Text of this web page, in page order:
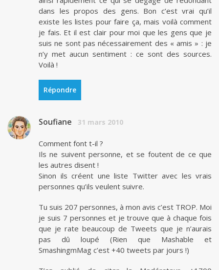
dans les propos des gens. Bon c’est vrai qu’il
existe les listes pour faire ça, mais voilà comment
je fais. Et il est clair pour moi que les gens que je
suis ne sont pas nécessairement des « amis » : je
n’y met aucun sentiment : ce sont des sources.
Voilà !
Répondre
Soufiane 31 mars 2010
Comment font t-il ?
Ils ne suivent personne, et se foutent de ce que
les autres disent !
Sinon ils créent une liste Twitter avec les vrais
personnes qu’ils veulent suivre.
Tu suis 207 personnes, à mon avis c’est TROP. Moi
je suis 7 personnes et je trouve que à chaque fois
que je rate beaucoup de Tweets que je n’aurais
pas dû loupé (Rien que Mashable et
SmashingmMag c’est +40 tweets par jours !)